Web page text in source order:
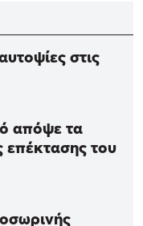
στις
απόψε τα
επέκτασης του